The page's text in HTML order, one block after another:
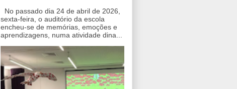
No passado dia 24 de abril de 2026,
sexta-feira, o auditório da escola
encheu-se de memórias, emoções e
aprendizagens, numa atividade dina...